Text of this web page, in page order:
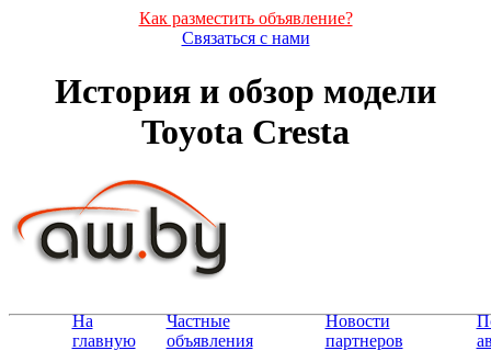
Как разместить объявление?
Связаться с нами
История и обзор модели
Toyota Cresta
На
главную
Частные
объявления
Новости
партнеров